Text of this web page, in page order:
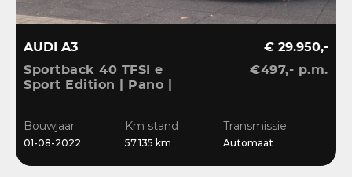
AUDI A3
Sportback 40 TFSI e
Sport Edition | Pano |
Stoelverwarming
€ 29.950,-
€497,- p.m.
Bouwjaar
01-08-2022
Km stand
57.135 km
Transmissie
Automaat